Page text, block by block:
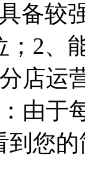
备较
；2、
店运
由于
到您